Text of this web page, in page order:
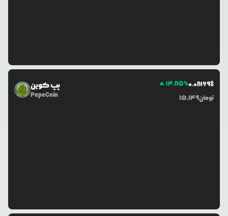
پپ کوین
PepeCoin
14.85%0.08169$
15,149تومان